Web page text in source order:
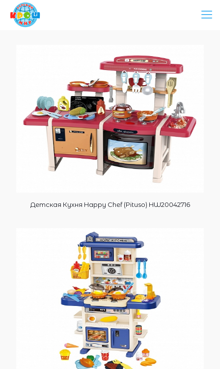
Детская Кухня Happy Chef (Pituso) HW20042716